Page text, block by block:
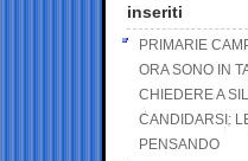
inseriti
PRIMARIE
ORA SONO IN
CHIEDERE A
CANDIDARSI:
PENSANDO